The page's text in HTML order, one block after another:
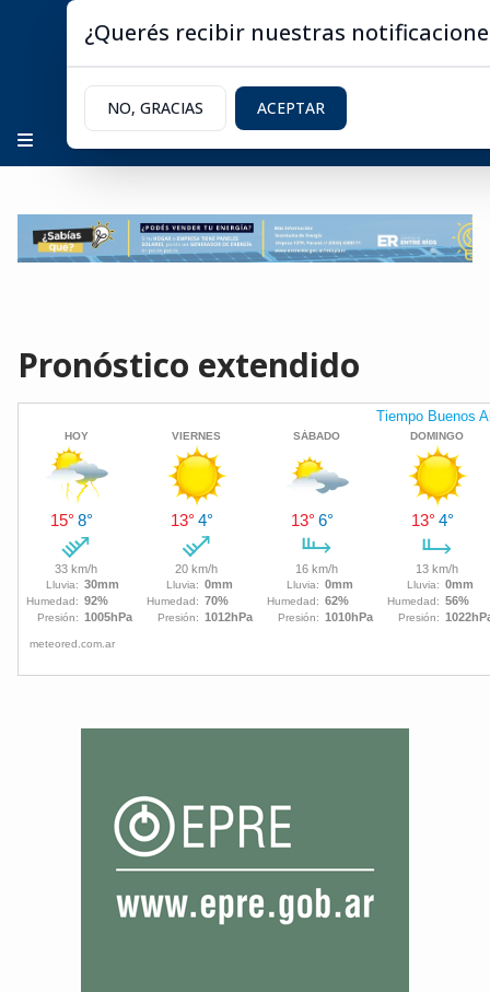
Pronóstico extendido
¿Querés recibir nuestras
NO, GRACIAS ACEPTAR